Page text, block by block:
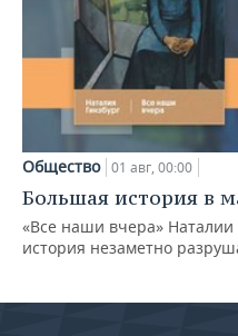
Общество 01 авг, 00:00
Большая история в
«Все наши вчера» Наталии
история незаметно